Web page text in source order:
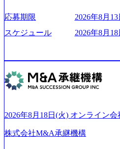
mages/
_956x512.webp https://
on.appspot.com/public/images/
m/our-vision-
ンプレクス社は、FinTech領域
ング会社で、NRI、NTTDATAと
ngsTop 100企業にも選出されて
特長 ビジネスへの深い理解を持
pearと、最先端テクノロジーに
社またはグループ会社との協力
世界トップクラスのシェアを有
て未来を創造し、社会課題の解
ている Mission:私たちの技術/私
話 IoT社会の浸透、AIの加速等
急伸長しており、それに伴い半
中 https://storage.googleapis.com/
m/public/images/
6b95cd599_1200x543.webp https://
cb8-329e-4a45-a8f5-
e.googleapis.com/our-vision-
s/20260224131100_d8b3379f-
0x460.webp https://
応募期限
2026年8月
スケジュール
2026年8月
2026年8月18日(火) オンライン会
株式会社M&A承継機構